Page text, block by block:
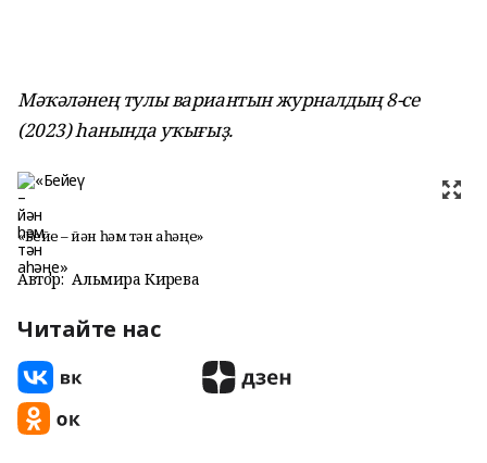
Мәҡәләнең тулы вариантын журналдың 8-се
(2023) һанында уҡығыҙ.
«Бейеү – йән һәм тән аһәңе»
Автор: Альмира Кирәева
Читайте нас